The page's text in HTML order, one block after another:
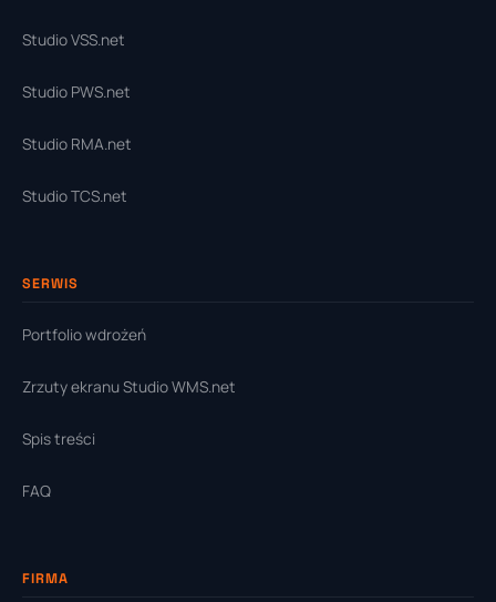
Studio VSS.net
Studio PWS.net
Studio RMA.net
Studio TCS.net
SERWIS
Portfolio wdrożeń
Zrzuty ekranu Studio WMS.net
Spis treści
FAQ
FIRMA